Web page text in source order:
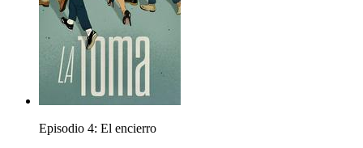
Episodio 4: El encierro